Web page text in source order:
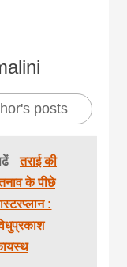
posts
तराई की
के पीछे
: